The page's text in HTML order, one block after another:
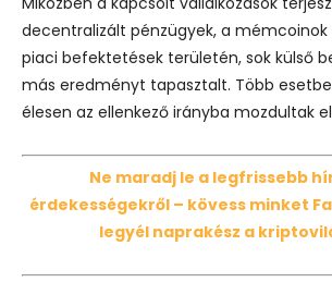
decentralizált pénzügyek, a mémcoinok
piaci befektetések területén, sok külső
más eredményt tapasztalt. Több
élesen az ellenkező irányba mozdultak
Ne maradj le a legfrissebb
érdekességekről – kövess minket
legyél naprakész a